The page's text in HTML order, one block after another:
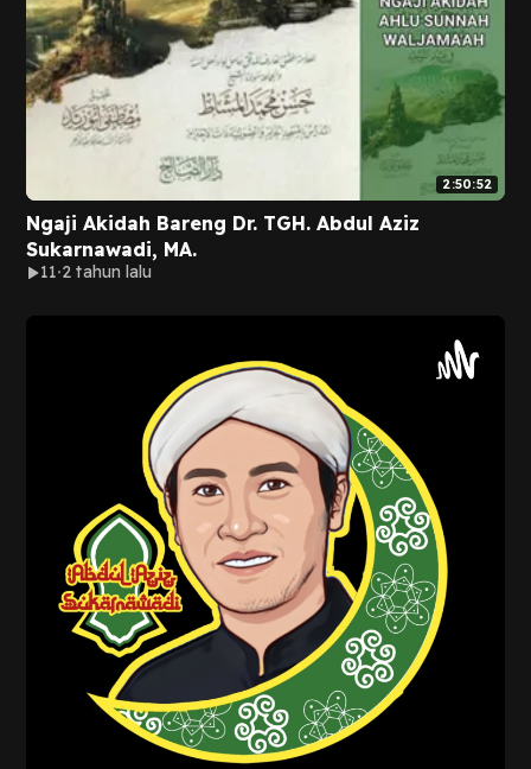
2:50:52
Ngaji Akidah Bareng Dr. TGH. Abdul Aziz
Sukarnawadi, MA.
11 2 tahun lalu